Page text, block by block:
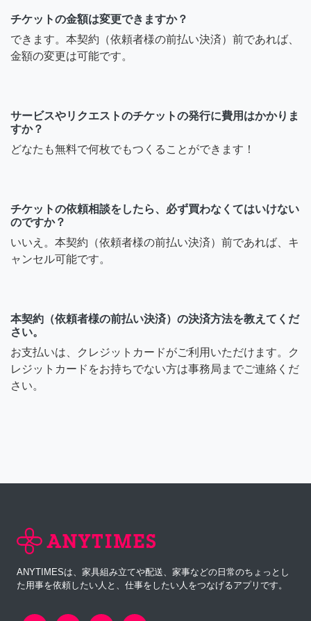
チケットの金額は変更できますか？
できます。本契約（依頼者様の前払い決済）前であれば、
金額の変更は可能です。
サービスやリクエストのチケットの発行に費用はかかりま
すか？
どなたも無料で何枚でもつくることができます！
チケットの依頼相談をしたら、必ず買わなくてはいけない
のですか？
いいえ。本契約（依頼者様の前払い決済）前であれば、キ
ャンセル可能です。
本契約（依頼者様の前払い決済）の決済方法を教えてくだ
さい。
お支払いは、クレジットカードがご利用いただけます。ク
レジットカードをお持ちでない方は事務局までご連絡くだ
さい。
ANYTIMESは、家具組み立てや配送、家事などの日常のちょっとし
た用事を依頼したい人と、仕事をしたい人をつなげるアプリです。